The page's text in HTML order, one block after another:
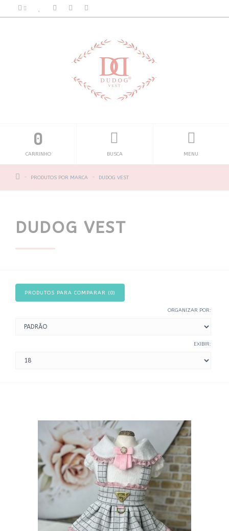
MENU
BUSCA
0
CARRINHO
PRODUTOS POR MARCA DUDOG VEST
DUDOG VEST
PRODUTOS PARA COMPARAR (0)
ORGANIZAR POR:
EXIBIR: